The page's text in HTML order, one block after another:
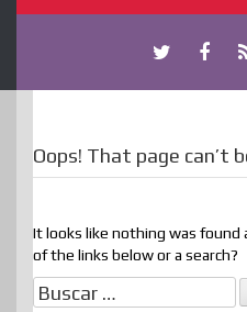
Oops! That page can’t
It looks like nothing was found
of the links below or a search?
Buscar: